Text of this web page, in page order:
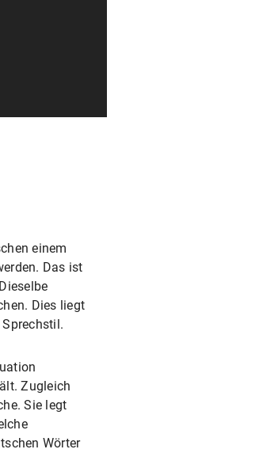
einem
Das ist
Dies liegt
Zugleich
Sie legt
Wörter